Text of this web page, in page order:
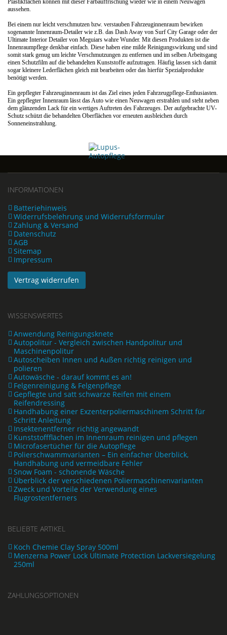
aussehen.
Bei einem nur leicht verschmutzen bzw. verstauben Fahrzeuginnenraum bewirken
sogenannte Innenraum-Detailer wie z.B. das Dash Away von Surf City Garage oder der
Ultimate Interior Detailer von Meguiars wahre Wunder. Mit diesen Produkten ist die
Innenraumpflege denkbar einfach. Diese haben eine milde Reinigungswirkung und sind
somit stark genug um leichte Verschmutzungen zu entfernen und im selben Arbeitsgang
einen Schutzfilm auf die behandelten Kunststoffe aufzutragen. Häufig lassen sich damit
sogar kleinere Lederflächen gleich mit bearbeiten oder das hierfür Spezialprodukte
benötigt werden.
Ein gepflegter Fahrzeuginnenraum ist das Ziel eines jeden Fahrzeugpflege-Enthusiasten.
Ein gepflegter Innenraum lässt das Auto wie einen Neuwagen erstrahlen und steht neben
dem glänzenden Lack für ein wertiges Auftreten des Fahrzeuges. Der aufgebrachte UV-
Schutz schützt die behandelten Oberflächen vor erneuten ausbleichen durch
Sonneneinstrahlung.
INFORMATIONEN
Batteriehinweis
Widerrufsbelehrung und Widerrufsformular
Zahlung & Versand
Datenschutz
AGB
Sitemap
Impressum
Vertrag widerrufen
WISSENSWERTES
Anwendung Reinigungsknete
Autopolitur - Vergleich zwischen Handpolitur und
Maschinenpolitur
Autoscheiben Innen und Außen richtig reinigen und
polieren
Autowäsche - darauf kommt es an!
Felgenreinigung & Felgenpflege
Gepflegte und satt schwarze Reifen mit einem
Reifendressing
Handhabung einer Exzenterpoliermaschinem Schritt für
Schritt Anleitung
Insektenentferner richtig angewandt
Kunststoffflächen im Innenraum reinigen und pflegen
Microfasertücher für die Autopflege
Polierschwammvarianten – Ein einfacher Überblick,
Handhabung und vermeidbare Fehler
Snow Foam - schonende Wäsche
Überblick der verschiedenen Poliermaschinenvarianten
Zweck und Vorteile der Verwendung eines
Flugrostentferners
BELIEBTE ARTIKEL
Koch Chemie Clay Spray 500ml
Menzerna Power Lock Ultimate Protection Lackversiegelung
250ml
ZAHLUNGSOPTIONEN